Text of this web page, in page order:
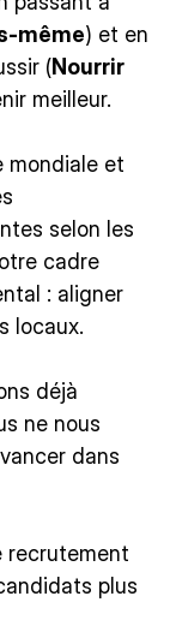
même) et en
(Nourrir
meilleur.
mondiale et
selon les
cadre
: aligner
locaux.
déjà
ne nous
dans
recrutement
plus